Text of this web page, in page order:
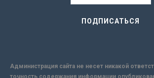
Администрация сайта не несет никакой
точность содержания информации